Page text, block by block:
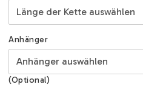
Anhänger
(Optional)